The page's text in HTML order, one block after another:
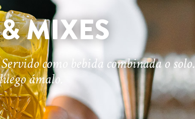
MIXES
como bebida combinada o solo.
ámalo.